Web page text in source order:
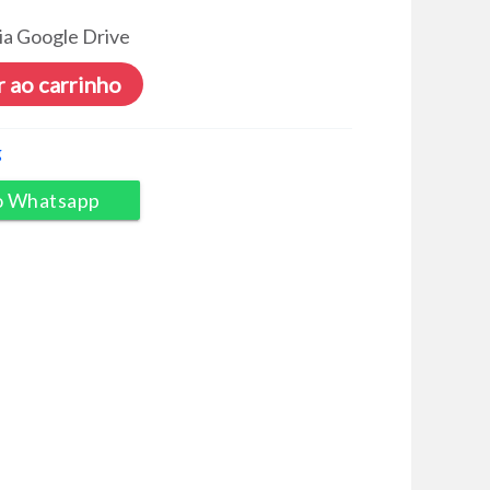
Google Drive
ao carrinho
Whatsapp